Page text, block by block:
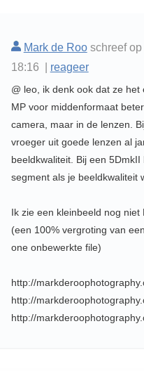
Mark de Rooschreef op
18:16 | reageer
@ leo, ik denk ook dat ze
MP voor middenformaat
camera, maar in de lenzen.
vroeger uit goede lenzen al
beeldkwaliteit. Bij een
segment als je beeldkwaliteit
Ik zie een kleinbeeld nog niet
(een 100% vergroting van
one onbewerkte file)
http://
http://
http://